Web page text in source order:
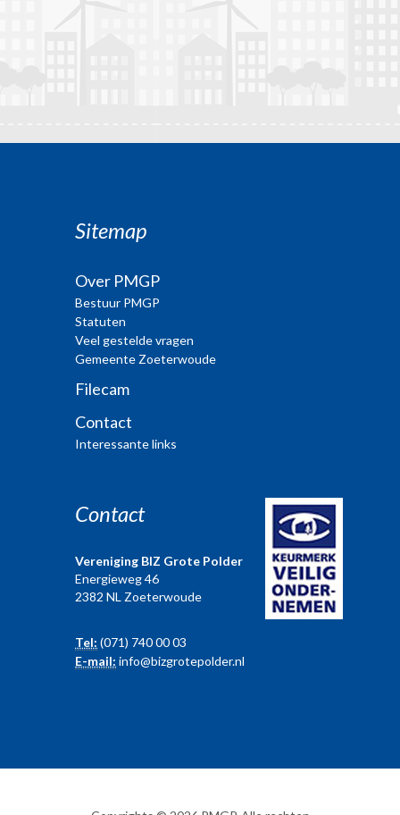
Sitemap
Over PMGP
Bestuur PMGP
Statuten
Veel gestelde vragen
Gemeente Zoeterwoude
Filecam
Contact
Interessante links
Contact
Vereniging BIZ Grote Polder
Energieweg 46
2382 NL Zoeterwoude
Tel: (071) 740 00 03
E-mail: info@bizgrotepolder.nl